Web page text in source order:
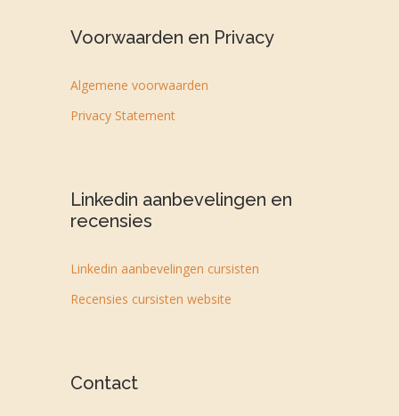
Voorwaarden en Privacy
Algemene voorwaarden
Privacy Statement
Linkedin aanbevelingen en
recensies
Linkedin aanbevelingen cursisten
Recensies cursisten website
Contact